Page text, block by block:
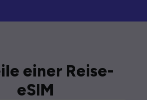
einer Reise-
eSIM